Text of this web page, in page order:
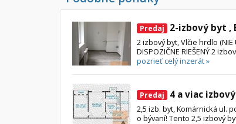
Predaj 2-izbový byt ,
2 izbový byt, Vlčie hrdlo (NIE
DISPOZIČNE RIEŠENÝ 2
pozrieť celý inzerát »
Predaj 4 a viac
2,5 izb. byt, Komárnická ul.
o bývaní! Tento 2,5 izbový